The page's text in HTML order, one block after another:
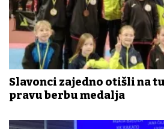
Slavonci zajedno otišli na
pravu berbu medalja